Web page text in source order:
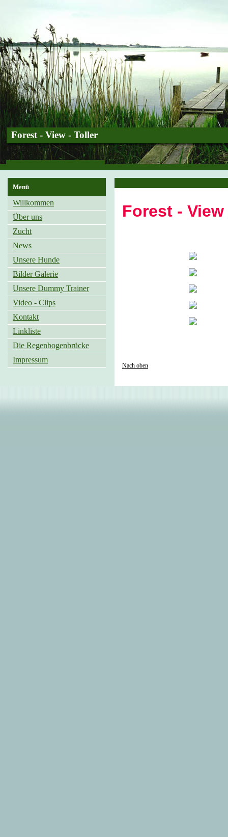
Forest - View - Toller
Menü
Willkommen
Über uns
Zucht
News
Unsere Hunde
Bilder Galerie
Unsere Dummy Trainer
Video - Clips
Kontakt
Linkliste
Die Regenbogenbrücke
Impressum
Forest -
Nach oben